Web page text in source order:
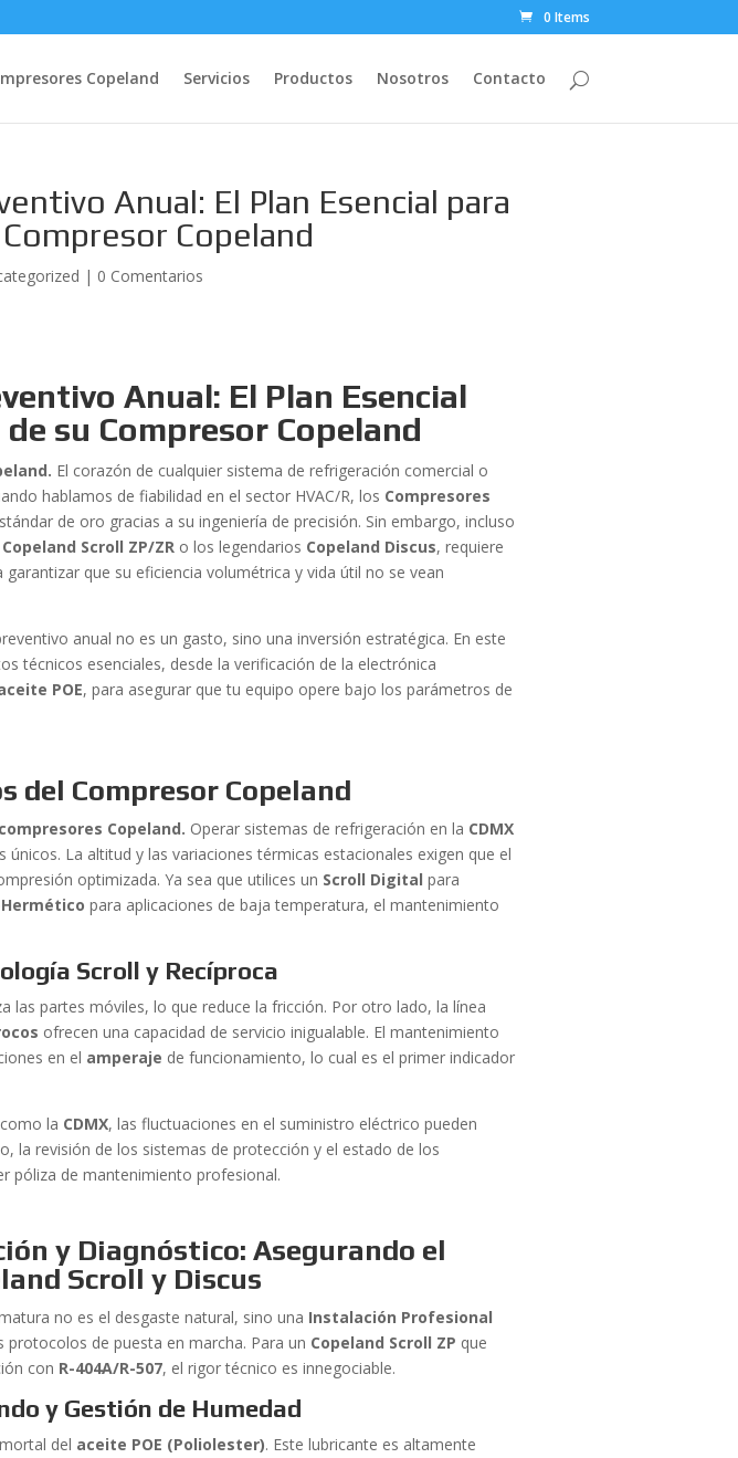
0 Items
Copeland Servicios Productos Nosotros Contacto
Anual: El Plan Esencial para
Copeland
| 0 Comentarios
Anual: El Plan Esencial
su Compresor Copeland
El corazón de cualquier sistema de refrigeración comercial o
hablamos de fiabilidad en el sector HVAC/R, los Compresores
de oro gracias a su ingeniería de precisión. Sin embargo, incluso
Copeland Scroll ZP/ZR o los legendarios Copeland Discus, requiere
que su eficiencia volumétrica y vida útil no se vean
anual no es un gasto, sino una inversión estratégica. En este
técnicos esenciales, desde la verificación de la electrónica
POE, para asegurar que tu equipo opere bajo los parámetros de
del Compresor Copeland
Copeland. Operar sistemas de refrigeración en la CDMX
La altitud y las variaciones térmicas estacionales exigen que el
optimizada. Ya sea que utilices un Scroll Digital para
para aplicaciones de baja temperatura, el mantenimiento
Scroll y Recíproca
las partes móviles, lo que reduce la fricción. Por otro lado, la línea
ofrecen una capacidad de servicio inigualable. El mantenimiento
en el amperaje de funcionamiento, lo cual es el primer indicador
la CDMX, las fluctuaciones en el suministro eléctrico pueden
la revisión de los sistemas de protección y el estado de los
póliza de mantenimiento profesional.
y Diagnóstico: Asegurando el
Scroll y Discus
no es el desgaste natural, sino una Instalación Profesional
de puesta en marcha. Para un Copeland Scroll ZP que
con R-404A/R-507, el rigor técnico es innegociable.
y Gestión de Humedad
del aceite POE (Poliolester). Este lubricante es altamente